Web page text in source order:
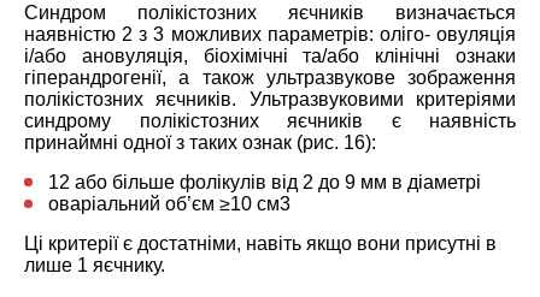
Синдром полікістозних яєчників визначається
наявністю 2 з 3 можливих параметрів: оліго- овуляція
і/або ановуляція, біохімічні та/або клінічні ознаки
гіперандрогенії, а також ультразвукове зображення
полікістозних яєчників. Ультразвуковими критеріями
синдрому полікістозних яєчників є наявність
принаймні одної з таких ознак (рис. 16):
12 або більше фолікулів від 2 до 9 мм в діаметрі
оваріальний об’єм ≥10 см3
Ці критерії є достатніми, навіть якщо вони присутні в
лише 1 яєчнику.